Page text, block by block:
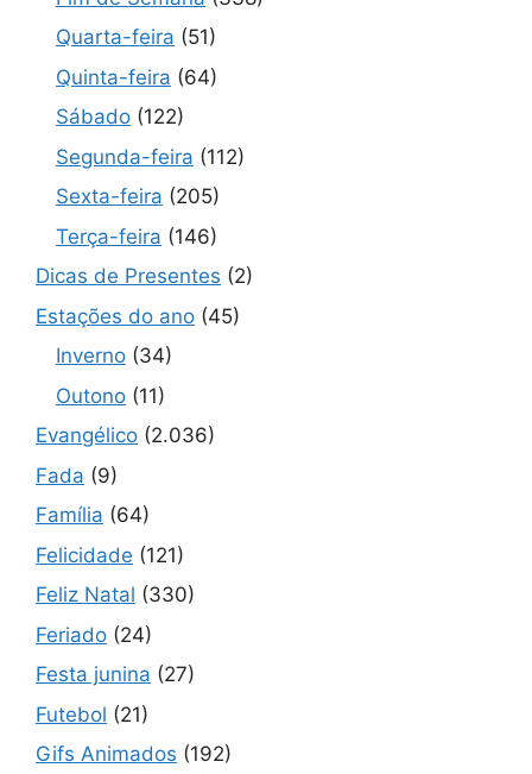
Quarta-feira (51)
Quinta-feira (64)
Sábado (122)
Segunda-feira (112)
Sexta-feira (205)
Terça-feira (146)
Dicas de Presentes (2)
Estações do ano (45)
Inverno (34)
Outono (11)
Evangélico (2.036)
Fada (9)
Família (64)
Felicidade (121)
Feliz Natal (330)
Feriado (24)
Festa junina (27)
Futebol (21)
Gifs Animados (192)